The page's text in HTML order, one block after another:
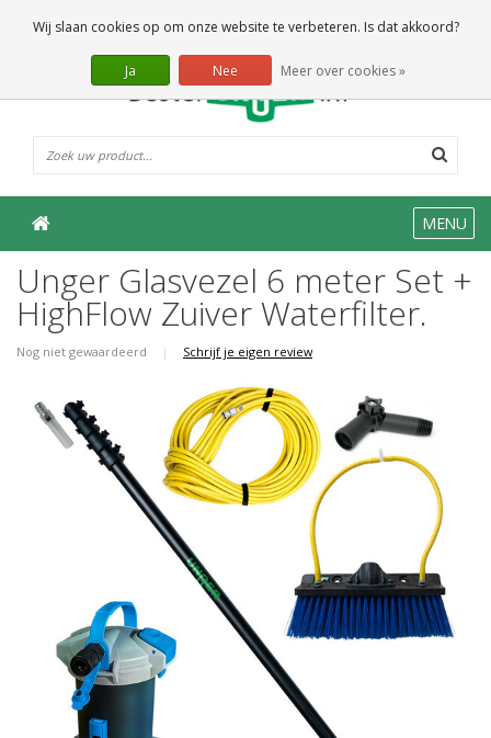
0 Artikelen
MENU
Unger Glasvezel 6 meter Set +
HighFlow Zuiver Waterfilter.
Nog niet gewaardeerd | Schrijf je eigen review
Wij slaan cookies op om onze website te verbeteren. Is dat akkoord?
Ja Nee Meer over cookies »